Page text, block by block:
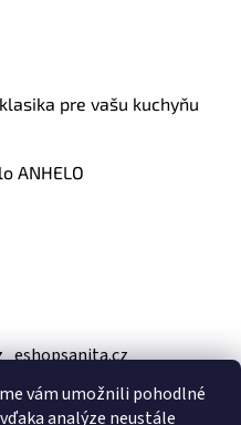
vám umožnili pohodlné
analýze neustále
pre vašu kuchyňu
ANHELO
eshopsanita.cz